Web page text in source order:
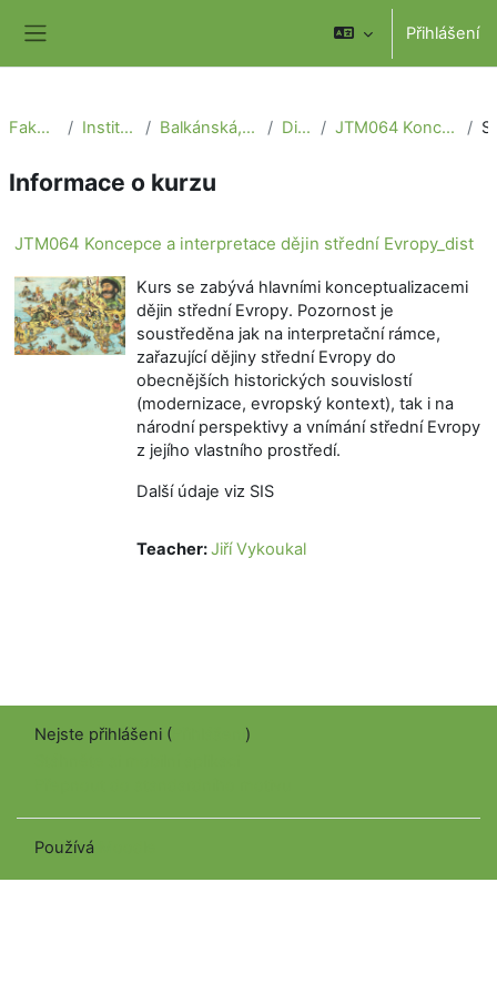
Přihlášení
Fakulta sociálních věd Institut mezinárodních studií Balkánská, euroasijská a středoevropská studia Distanční studium JTM064 Koncepce a interpretace dějin střední Evropy_dist
Informace o kurzu
JTM064 Koncepce a interpretace dějin střední Evropy_dist
Kurs se zabývá hlavními konceptualizacemi
dějin střední Evropy. Pozornost je
soustředěna jak na interpretační rámce,
zařazující dějiny střední Evropy do
obecnějších historických souvislostí
(modernizace, evropský kontext), tak i na
národní perspektivy a vnímání střední Evropy
z jejího vlastního prostředí.
Další údaje viz SIS
Teacher:Jiří Vykoukal
Nejste přihlášeni (
)
Používá